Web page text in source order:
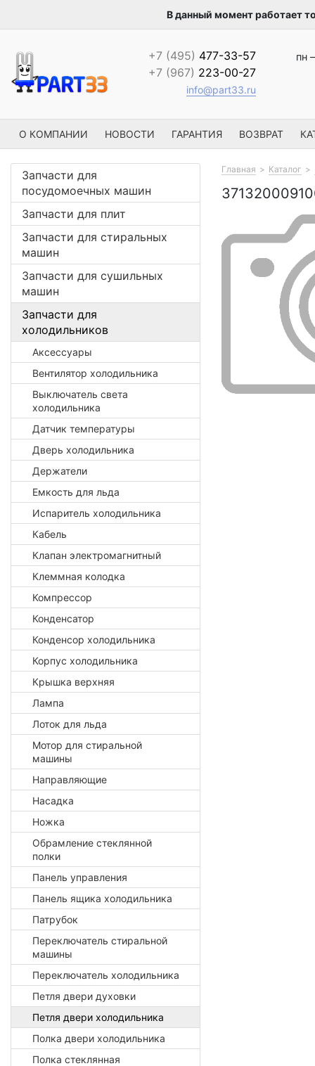
В данный момент работает
+7 (495) 477-33-57
+7 (967) 223-00-27
info@part33.ru
пн
О КОМПАНИИ НОВОСТИ ГАРАНТИЯ ВОЗВРАТ
Запчасти для
посудомоечных машин
Запчасти для плит
Запчасти для стиральных
машин
Запчасти для сушильных
машин
Запчасти для
холодильников
Аксессуары
Вентилятор холодильника
Выключатель света
холодильника
Датчик температуры
Дверь холодильника
Держатели
Емкость для льда
Испаритель холодильника
Кабель
Клапан электромагнитный
Клеммная колодка
Компрессор
Конденсатор
Конденсор холодильника
Корпус холодильника
Крышка верхняя
Лампа
Лоток для льда
Мотор для стиральной
машины
Направляющие
Насадка
Ножка
Обрамление стеклянной
полки
Панель управления
Панель ящика холодильника
Патрубок
Переключатель стиральной
машины
Переключатель холодильника
Петля двери духовки
Петля двери холодильника
Полка двери холодильника
Полка стеклянная
Главная Каталог